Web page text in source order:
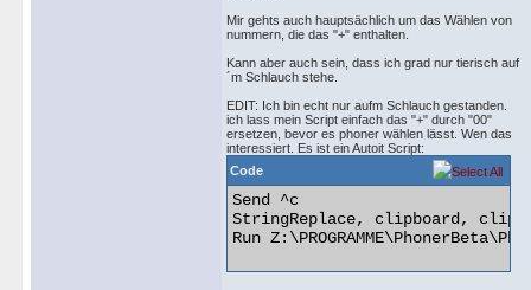
Mir gehts auch hauptsächlich um das Wählen von
nummern, die das "+" enthalten.
Kann aber auch sein, dass ich grad nur tierisch auf
´m Schlauch stehe.
EDIT: Ich bin echt nur aufm Schlauch gestanden.
ich lass mein Script einfach das "+" durch "00"
ersetzen, bevor es phoner wählen lässt. Wen das
interessiert. Es ist ein Autoit Script:
Code
Send ^c
StringReplace, clipboard,
Run